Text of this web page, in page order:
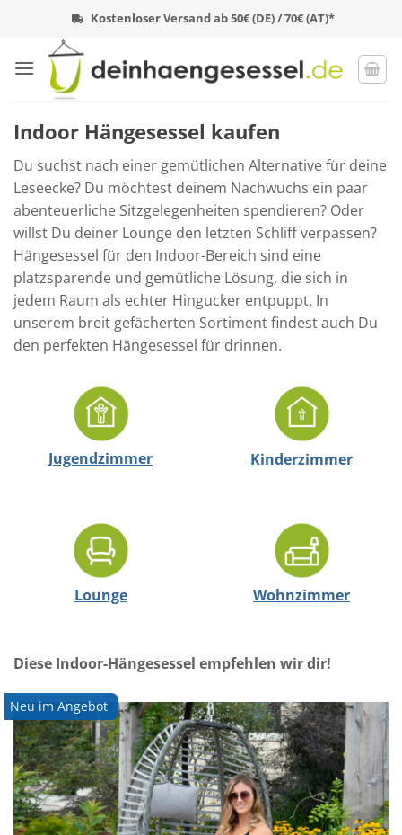
springen
Kostenloser Versand ab 50€ (DE) / 70€ (AT)*
Indoor Hängesessel kaufen
Du suchst nach einer gemütlichen Alternative für deine
Leseecke? Du möchtest deinem Nachwuchs ein paar
abenteuerliche Sitzgelegenheiten spendieren? Oder
willst Du deiner Lounge den letzten Schliff verpassen?
Hängesessel für den Indoor-Bereich sind eine
platzsparende und gemütliche Lösung, die sich in
jedem Raum als echter Hingucker entpuppt. In
unserem breit gefächerten Sortiment findest auch Du
den perfekten Hängesessel für drinnen.
Jugendzimmer Kinderzimmer
Lounge Wohnzimmer
Diese Indoor-Hängesessel empfehlen wir dir!